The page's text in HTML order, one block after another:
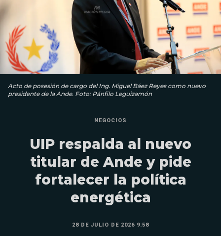
Acto de posesión de cargo del Ing. Miguel Báez Reyes como nuevo
presidente de la Ande. Foto: Pánfilo Leguizamón
NEGOCIOS
UIP respalda al nuevo
titular de Ande y pide
fortalecer la política
energética
28 DE JULIO DE 2026 9:58